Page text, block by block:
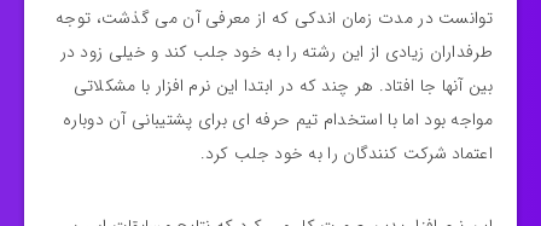
توانست در مدت زمان اندکی که از معرفی آن می گذشت، توجه
طرفداران زیادی از این رشته را به خود جلب کند و خیلی زود در
بین آنها جا افتاد. هر چند که در ابتدا این نرم افزار با مشکلاتی
مواجه بود اما با استخدام تیم حرفه ای برای پشتیبانی آن دوباره
اعتماد شرکت کنندگان را به خود جلب کرد.